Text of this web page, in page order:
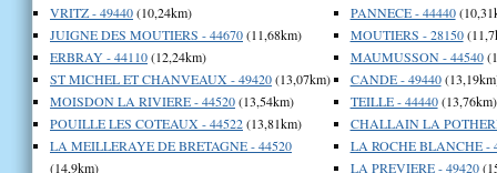
VRITZ - 49440(10,24km)
JUIGNE DES MOUTIERS - 44670(11,68km)
ERBRAY - 44110(12,24km)
ST MICHEL ET CHANVEAUX - 49420(13,07km)
MOISDON LA RIVIERE - 44520(13,54km)
POUILLE LES COTEAUX - 44522(13,81km)
LA MEILLERAYE DE BRETAGNE - 44520
(14,9km)
PANNECE - 44440
MOUTIERS - 28150
MAUMUSSON - 44540
CANDE - 49440
TEILLE - 44440(13,76km)
CHALLAIN LA
LA ROCHE BLANCHE -
LA PREVIERE - 49420